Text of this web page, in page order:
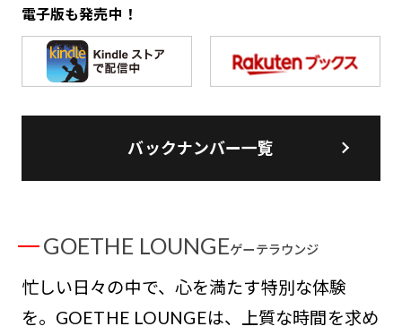
電子版も発売中！
バックナンバー一覧
GOETHE LOUNGEゲーテラウンジ
忙しい日々の中で、心を満たす特別な体験
を。GOETHE LOUNGEは、上質な時間を求め